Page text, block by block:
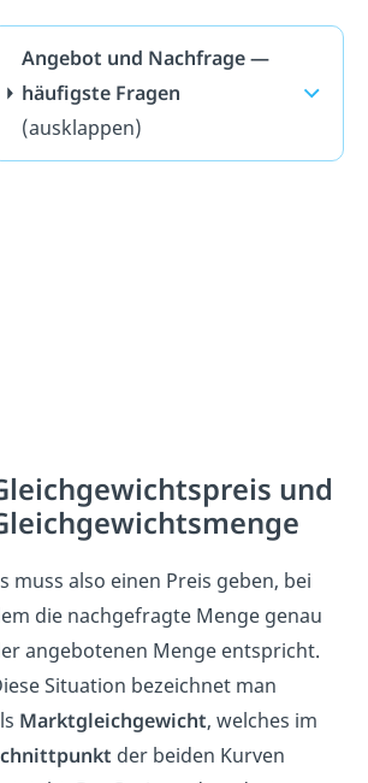
Angebot und Nachfrage —
häufigste Fragen
(ausklappen)
und
muss also einen Preis geben, bei
die nachgefragte Menge genau
angebotenen Menge entspricht.
Situation bezeichnet man
Marktgleichgewicht, welches im
der beiden Kurven